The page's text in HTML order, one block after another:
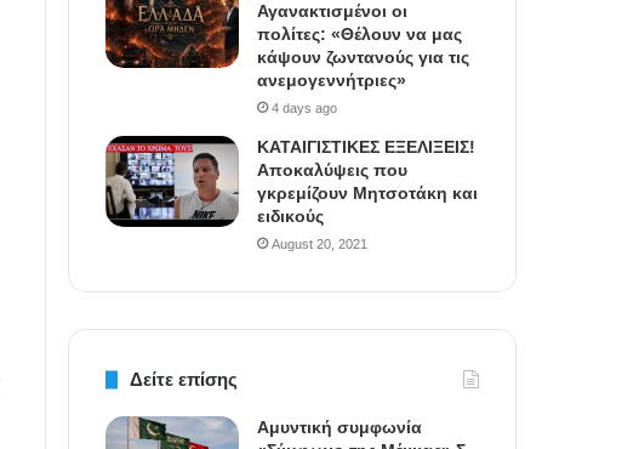
Αγανακτισμένοι οι
πολίτες: «Θέλουν να μας
κάψουν ζωντανούς για τις
ανεμογεννήτριες»
4 days ago
ΚΑΤΑΙΓΙΣΤΙΚΕΣ ΕΞΕΛΙΞΕΙΣ!
Αποκαλύψεις που
γκρεμίζουν Μητσοτάκη και
ειδικούς
August 20, 2021
Δείτε επίσης
Αμυντική συμφωνία